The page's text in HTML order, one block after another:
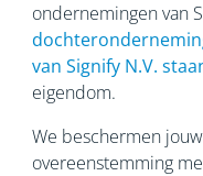
ondernemingen van
van Signify N.V.
eigendom.
We beschermen
overeenstemming